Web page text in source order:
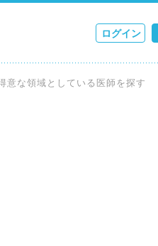
ログイン
検索
意な領域としている医師を探す